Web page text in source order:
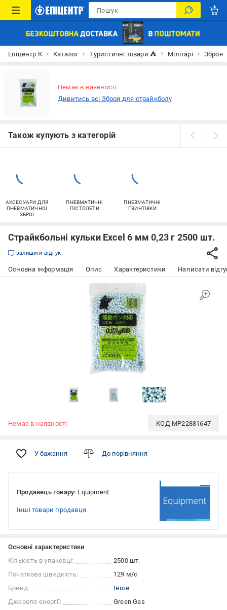
Епіцентр К Каталог Туристичні товари ⛺ Мілітарі Зброя
Немає в наявності
Дивитись всі Зброя для страйкболу
Також купують з категорій
АКСЕСУАРИ ДЛЯ
ПНЕВМАТИЧНОЇ
ЗБРОЇ
ПНЕВМАТИЧНІ
ПІСТОЛЕТИ
ПНЕВМАТИЧНІ
ГВИНТІВКИ
Страйкбольні кульки Excel 6 мм 0,23 г 2500 шт.
залишити відгук
Основна інформація Опис Характеристики Написати
Немає в наявності КОД MP22881647
У бажання До порівняння
Продавець товару: Equipment
Інші товари продавця
Основні характеристики
Кількість в упаковці:
2500 шт.
Початкова швидкість:
129 м/с
Бренд:
Інше
Джерело енергії:
Green Gas